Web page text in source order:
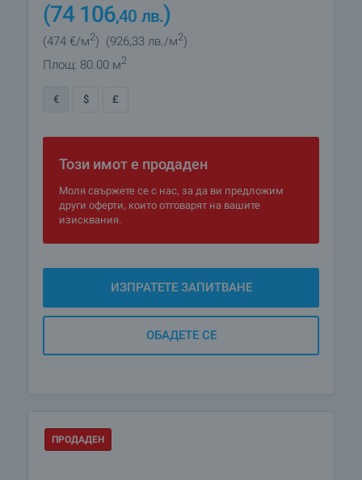
(74 106,40 лв.)
(474 €/м2) (926,33 лв./м2)
Площ: 80.00 м2
€ $ £
Този имот е продаден
Моля свържете се с нас, за да ви предложим
други оферти, които отговарят на вашите
изисквания.
ИЗПРАТЕТЕ ЗАПИТВАНЕ
ОБАДЕТЕ СЕ
ПРОДАДЕН